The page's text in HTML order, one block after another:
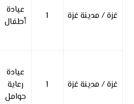
غزة / مدينة غزة 1
عيادة
أطفال
غزة / مدينة غزة 1
عيادة
رعاية
حوامل